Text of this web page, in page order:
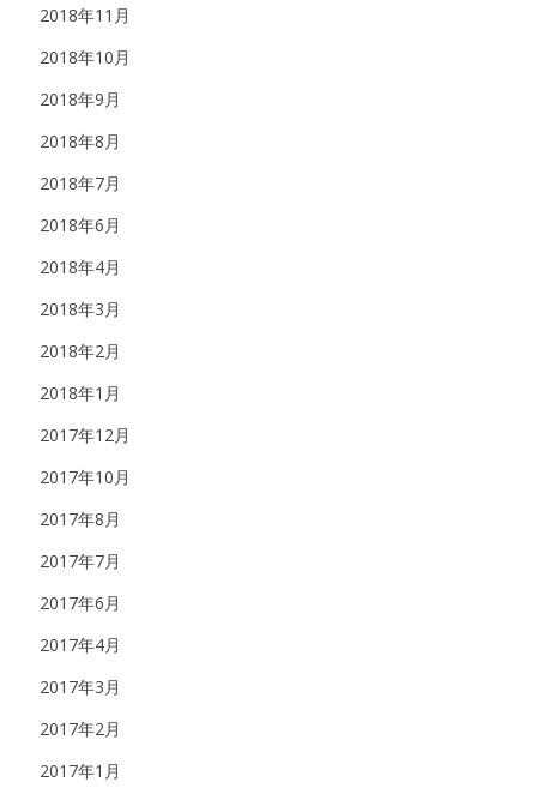
2018年11月
2018年10月
2018年9月
2018年8月
2018年7月
2018年6月
2018年4月
2018年3月
2018年2月
2018年1月
2017年12月
2017年10月
2017年8月
2017年7月
2017年6月
2017年4月
2017年3月
2017年2月
2017年1月